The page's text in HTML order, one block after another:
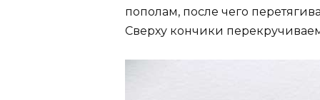
пополам, после чего
Сверху кончики